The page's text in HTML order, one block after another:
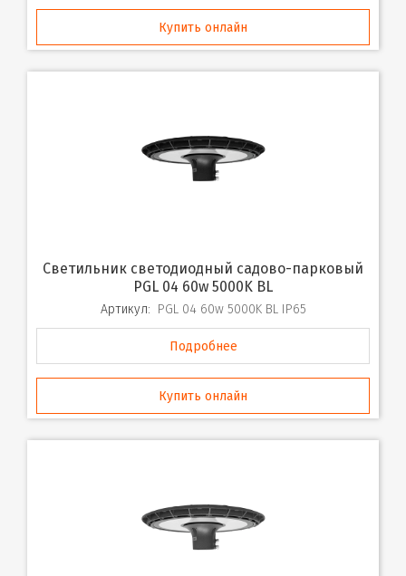
Купить онлайн
Светильник светодиодный садово-парковый
PGL 04 60w 5000K BL
Артикул: PGL 04 60w 5000K BL IP65
Подробнее
Купить онлайн